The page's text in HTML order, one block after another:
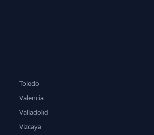
Toledo
Valencia
Valladolid
Vizcaya